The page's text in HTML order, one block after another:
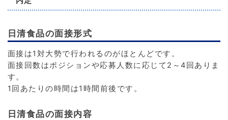
日清食品の面接形式
面接は1対大勢で行われるのがほとんどです。
面接回数はポジションや応募人数に応じて2～4回ありま
す。
1回あたりの時間は1時間前後です。
日清食品の面接内容